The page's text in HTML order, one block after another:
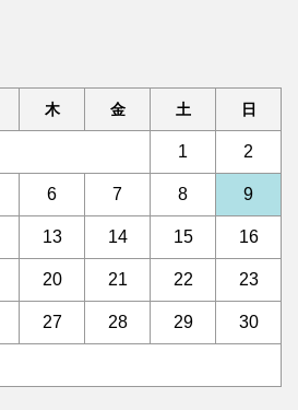
木 金 土 日
1 2
6 7 8 9
13 14 15 16
20 21 22 23
27 28 29 30